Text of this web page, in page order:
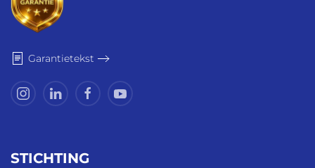
Garantietekst
STICHTING